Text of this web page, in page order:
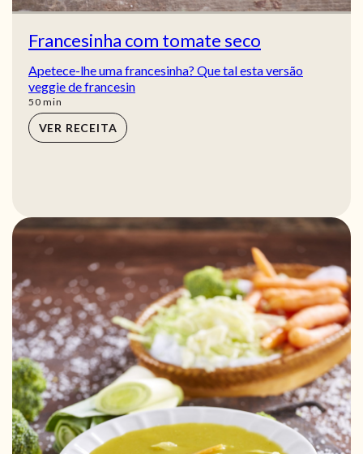
Francesinha com tomate seco
Apetece-lhe uma francesinha? Que tal esta versão
veggie de francesin
50min
min
VER RECEITA